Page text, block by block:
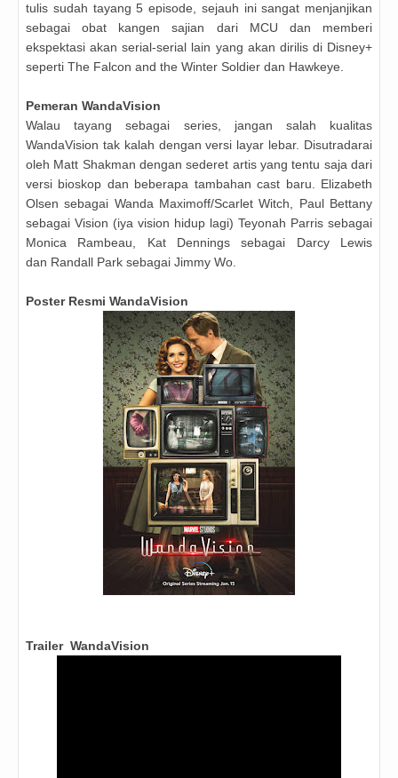
tulis sudah tayang 5 episode, sejauh ini sangat menjanjikan
sebagai obat kangen sajian dari MCU dan memberi
ekspektasi akan serial-serial lain yang akan dirilis di Disney+
seperti The Falcon and the Winter Soldier dan Hawkeye.
Pemeran WandaVision
Walau tayang sebagai series, jangan salah kualitas
WandaVision tak kalah dengan versi layar lebar. Disutradarai
oleh Matt Shakman dengan sederet artis yang tentu saja dari
versi bioskop dan beberapa tambahan cast baru. Elizabeth
Olsen sebagai Wanda Maximoff/Scarlet Witch, Paul Bettany
sebagai Vision (iya vision hidup lagi) Teyonah Parris sebagai
Monica Rambeau, Kat Dennings sebagai Darcy Lewis
dan Randall Park sebagai Jimmy Wo.
Poster Resmi WandaVision
Trailer WandaVision